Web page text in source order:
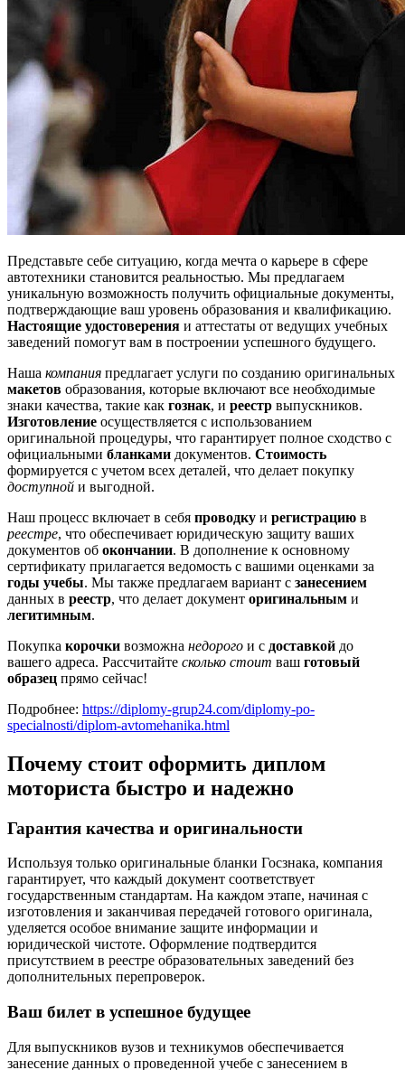
Представьте себе ситуацию, когда мечта о карьере в сфере
автотехники становится реальностью. Мы предлагаем
уникальную возможность получить официальные документы,
подтверждающие ваш уровень образования и квалификацию.
Настоящие удостоверения и аттестаты от ведущих учебных
заведений помогут вам в построении успешного будущего.
Наша компания предлагает услуги по созданию оригинальных
макетов образования, которые включают все необходимые
знаки качества, такие как гознак, и реестр выпускников.
Изготовление осуществляется с использованием
оригинальной процедуры, что гарантирует полное сходство с
официальными бланками документов. Стоимость
формируется с учетом всех деталей, что делает покупку
доступной и выгодной.
Наш процесс включает в себя проводку и регистрацию в
реестре, что обеспечивает юридическую защиту ваших
документов об окончании. В дополнение к основному
сертификату прилагается ведомость с вашими оценками за
годы учебы. Мы также предлагаем вариант с занесением
данных в реестр, что делает документ оригинальным и
легитимным.
Покупка корочки возможна недорого и с доставкой до
вашего адреса. Рассчитайте сколько стоит ваш готовый
образец прямо сейчас!
Подробнее: https://diplomy-grup24.com/diplomy-po-
specialnosti/diplom-avtomehanika.html
Почему стоит оформить диплом
моториста быстро и надежно
Гарантия качества и оригинальности
Используя только оригинальные бланки Госзнака, компания
гарантирует, что каждый документ соответствует
государственным стандартам. На каждом этапе, начиная с
изготовления и заканчивая передачей готового оригинала,
уделяется особое внимание защите информации и
юридической чистоте. Оформление подтвердится
присутствием в реестре образовательных заведений без
дополнительных перепроверок.
Ваш билет в успешное будущее
Для выпускников вузов и техникумов обеспечивается
занесение данных о проведенной учебе с занесением в